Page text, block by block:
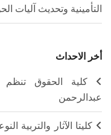
التأمينية وتحديث آليات
أخر الاحداث
كلية الحقوق تنظم
عبدالرحمن
كليتا الآثار والتربية